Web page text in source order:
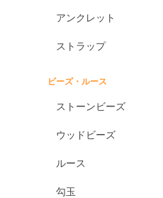
アンクレット
ストラップ
ビーズ・ルース
ストーンビーズ
ウッドビーズ
ルース
勾玉